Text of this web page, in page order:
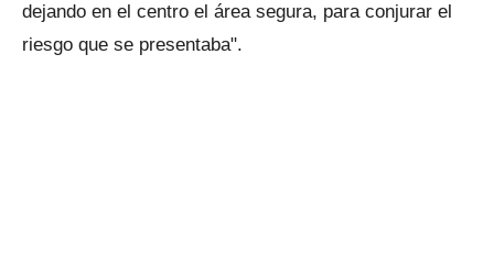
dejando en el centro el área segura, para conjurar el
riesgo que se presentaba".